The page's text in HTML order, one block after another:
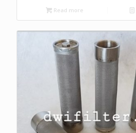
Read more